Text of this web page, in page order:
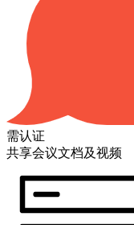
需认证
共享会议文档及视频